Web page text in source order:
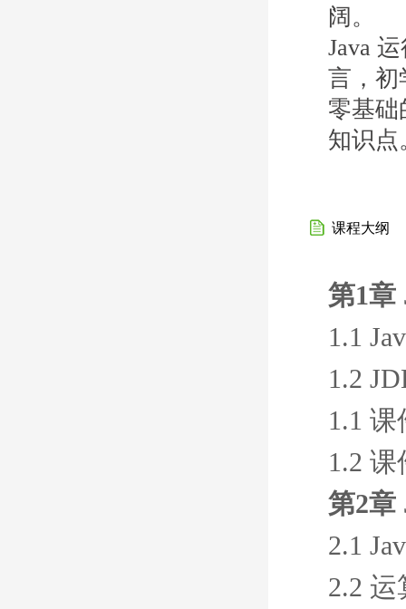
阔。
Java
言，初
零基础
知识点
课程大纲
第1章
1.1
1.2
1.1 课
1.2 课
第2章
2.1
2.2